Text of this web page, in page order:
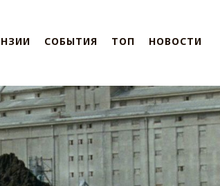
СОБЫТИЯ ТОП НОВОСТИ